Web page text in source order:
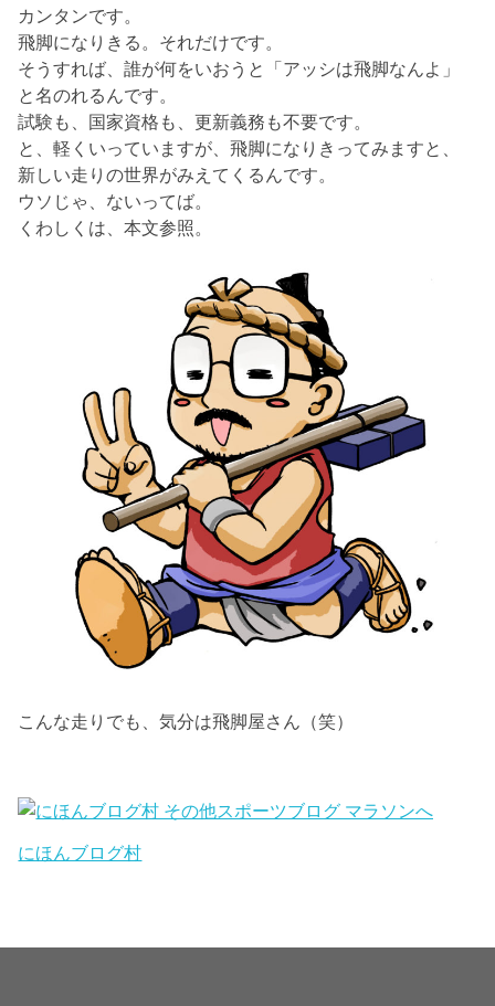
カンタンです。
飛脚になりきる。それだけです。
そうすれば、誰が何をいおうと「アッシは飛脚なんよ」
と名のれるんです。
試験も、国家資格も、更新義務も不要です。
と、軽くいっていますが、飛脚になりきってみますと、
新しい走りの世界がみえてくるんです。
ウソじゃ、ないってば。
くわしくは、本文参照。
こんな走りでも、気分は飛脚屋さん（笑）
にほんブログ村